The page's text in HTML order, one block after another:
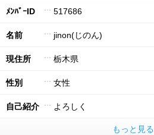
ﾒﾝﾊﾞｰID 517686
名前 jinon(じのん)
現住所 栃木県
性別 女性
自己紹介 よろしく
もっと見る